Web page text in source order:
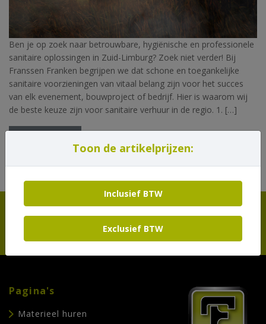
Ben je op zoek naar betrouwbare, hygiënische en professionele
sanitaire oplossingen in Zuid-Limburg? Zoek niet verder! Bij
Franssen Franken begrijpen we dat schone en toegankelijke
sanitaire voorzieningen van vitaal belang zijn voor het succes
van elk evenement, bouwproject of bedrijf. Hier is waarom wij
de beste keuze zijn voor sanitaire verhuur in de regio. 1. […]
Taggeddixie,Franssen Franken,verhuur wc
MELD U AAN VOOR ONZE NIEUWSBRIEF
Pagina's
Materieel huren
Toon de artikelprijzen:
Inclusief BTW
Exclusief BTW